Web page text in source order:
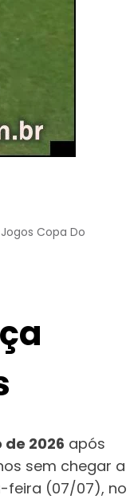
Jogos Copa Do
2026 após
sem chegar a
feira (07/07), no